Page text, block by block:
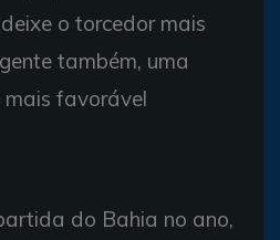
o torcedor mais
também, uma
favorável
do Bahia no ano,